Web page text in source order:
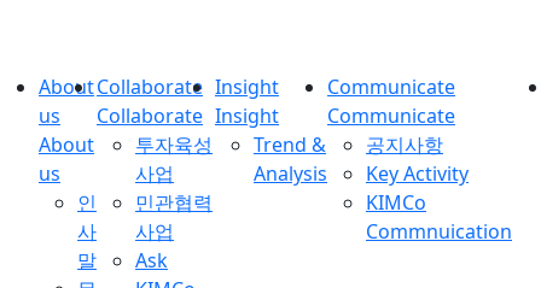
About
us
About
us
인
사
말
Collaborate
Collaborate
투자육성
사업
민관협력
사업
Ask
Insight
Insight
Trend &
Analysis
Communicate
Communicate
공지사항
Key Activity
KIMCo
Commnuication